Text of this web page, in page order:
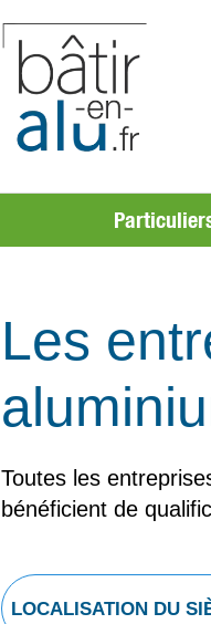
Les
Toutes les
bénéficient de